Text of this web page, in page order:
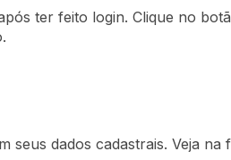
ter feito login. Clique no
seus dados cadastrais. Veja na